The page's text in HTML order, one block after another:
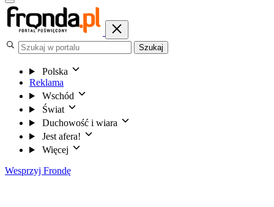
Szukaj
Polska
Reklama
Wschód
Świat
Duchowość i wiara
Jest afera!
Więcej
Wesprzyj Frondę